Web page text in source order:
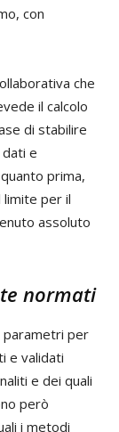
con
che
il calcolo
di stabilire
e
prima,
per il
assoluto
normati
parametri per
e validati
e dei quali
però
i metodi